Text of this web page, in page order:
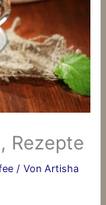
Rezepte
/ Von Artisha